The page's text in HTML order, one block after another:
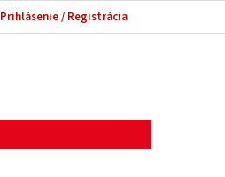
Prihlásenie / Registrácia